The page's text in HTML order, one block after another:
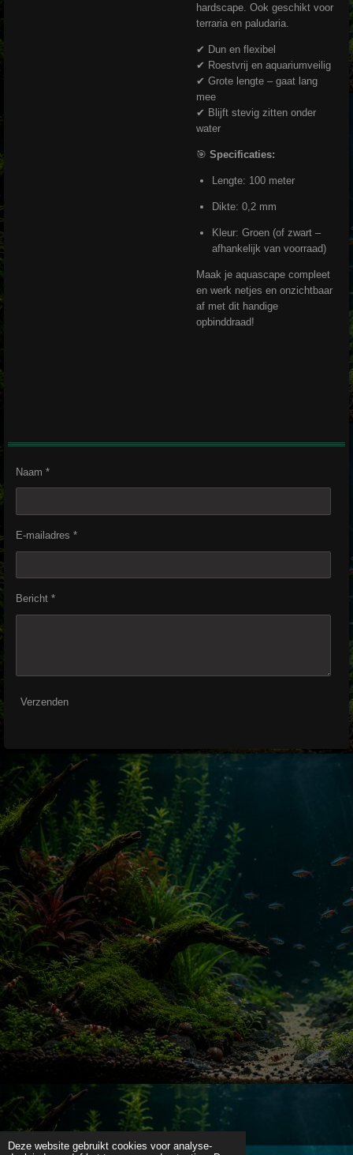
Deze website gebruikt cookies voor analyse-
hardscape. Ook geschikt voor
terraria en paludaria.
✔ Dun en flexibel
✔ Roestvrij en aquariumveilig
✔ Grote lengte – gaat lang
mee
✔ Blijft stevig zitten onder
water
🎯 Specificaties:
Lengte: 100 meter
Dikte: 0,2 mm
Kleur: Groen (of zwart –
afhankelijk van voorraad)
Maak je aquascape compleet
en werk netjes en onzichtbaar
af met dit handige
opbinddraad!
Naam *
E-mailadres *
Bericht *
Verzenden